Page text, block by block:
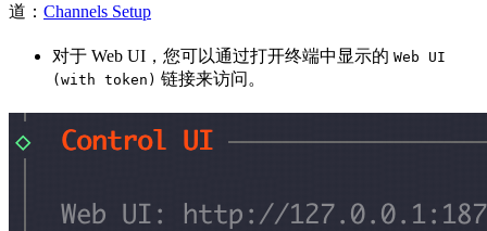
道： Channels Setup
对于 Web UI，您可以通过打开终端中显示的 Web UI
(with token) 链接来访问。